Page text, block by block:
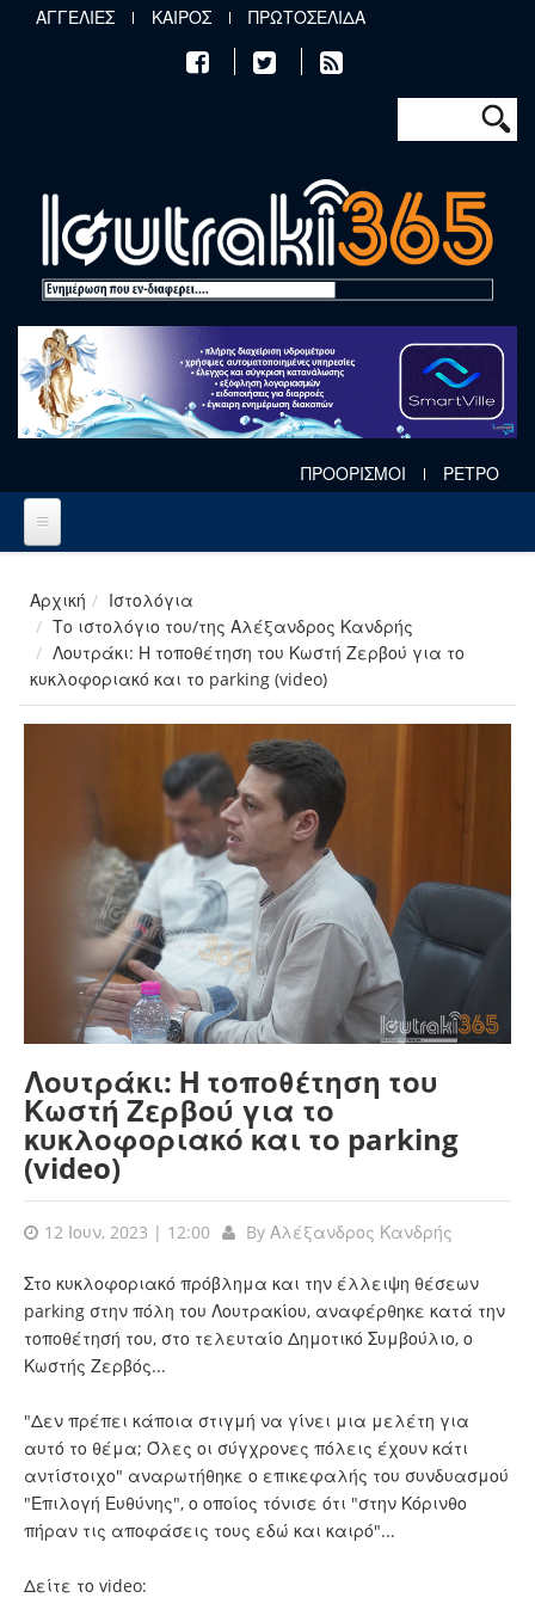
Παράκαμψη προς το κυρίως περιεχόμενο
ΑΓΓΕΛΙΕΣ ΚΑΙΡΟΣ ΠΡΩΤΟΣΕΛΙΔΑ
Φόρμα
Αναζήτηση
ΠΡΟΟΡΙΣΜΟΙ ΡΕΤΡΟ
Αρχική
Ιστολόγια
Το ιστολόγιο του/της Αλέξανδρος Κανδρής
Λουτράκι: Η τοποθέτηση του Κωστή Ζερβού για το
κυκλοφοριακό και το parking (video)
Λουτράκι: Η τοποθέτηση του
Κωστή Ζερβού για το
κυκλοφοριακό και το parking
(video)
12 Ιουν, 2023 | 12:00 By Αλέξανδρος Κανδρής
Στο κυκλοφοριακό πρόβλημα και την έλλειψη θέσεων
parking στην πόλη του Λουτρακίου, αναφέρθηκε κατά την
τοποθέτησή του, στο τελευταίο Δημοτικό Συμβούλιο, ο
Κωστής Ζερβός...
"Δεν πρέπει κάποια στιγμή να γίνει μια μελέτη για
αυτό το θέμα; Όλες οι σύγχρονες πόλεις έχουν κάτι
αντίστοιχο" αναρωτήθηκε ο επικεφαλής του συνδυασμού
"Επιλογή Ευθύνης", ο οποίος τόνισε ότι "στην Κόρινθο
πήραν τις αποφάσεις τους εδώ και καιρό"...
Δείτε το video: